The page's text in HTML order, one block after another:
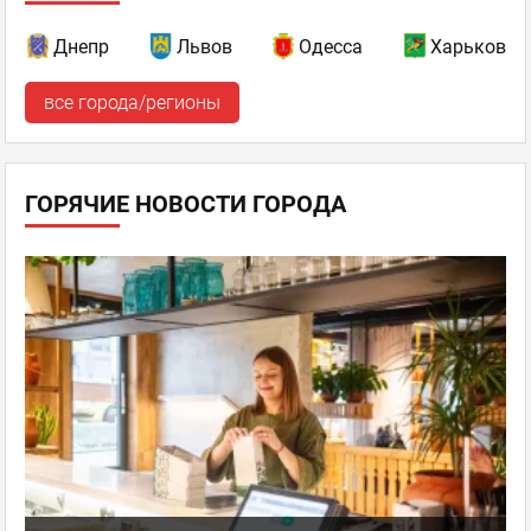
Экспертотзывов: 171
Логично, но на видео не указывается, где какой
непонятно и с итоговым баллом - насколько он близок к
Сушия ,
пожаловаться
ответить
facebook twitter
J.D.
Новичок отзывов: 4
27.01.2015 12:04
Днепр Львов Одесса Харьков
все города/регионы
ГОРЯЧИЕ НОВОСТИ ГОРОДА